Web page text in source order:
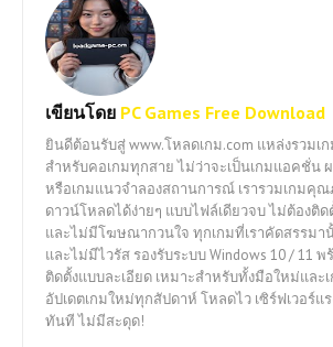
เขียนโดย PC Games Free Download
ยินดีต้อนรับสู่ www.โหลดเกม.com แหล่งรวมเ
สำหรับคอเกมทุกสาย ไม่ว่าจะเป็นเกมแอคชั่น
หรือเกมแนวจำลองสถานการณ์ เรารวมเกมคุ
ดาวน์โหลดได้ง่ายๆ แบบไฟล์เดียวจบ ไม่ต้องติ
และไม่มีโฆษณากวนใจ ทุกเกมที่เราคัดสรรม
และไม่มีไวรัส รองรับระบบ Windows 10 / 11
ติดตั้งแบบละเอียด เหมาะสำหรับทั้งมือใหม่และ
อัปเดตเกมใหม่ทุกสัปดาห์ โหลดไว เซิร์ฟเวอร์แ
ทันที ไม่มีสะดุด!